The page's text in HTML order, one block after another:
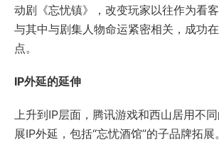
动剧《忘忧镇》，改变玩家以往作为看
与其中与剧集人物命运紧密相关，成功
点。
IP外延的延伸
上升到IP层面，腾讯游戏和西山居用不
展IP外延，包括“忘忧酒馆”的子品牌拓